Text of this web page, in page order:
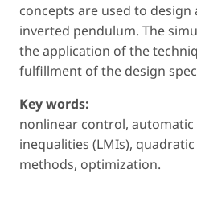
concepts are used to
inverted pendulum. The
the application of the
fulfillment of the design
Key words:
nonlinear control,
inequalities (LMIs),
methods, optimization.